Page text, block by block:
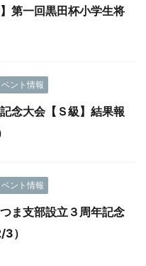
】第一回黒田杯小学生将
ント情報
念大会【Ｓ級】結果報
ント情報
つま支部設立３周年記念
）